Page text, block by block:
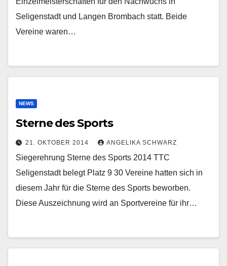
Seligenstadt und Langen Brombach statt. Beide
Vereine waren…
NEWS
Sterne des Sports
21. OKTOBER 2014 ANGELIKA SCHWARZ
Siegerehrung Sterne des Sports 2014 TTC
Seligenstadt belegt Platz 9 30 Vereine hatten sich in
diesem Jahr für die Sterne des Sports beworben.
Diese Auszeichnung wird an Sportvereine für ihr…